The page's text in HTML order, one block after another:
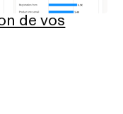
de vos